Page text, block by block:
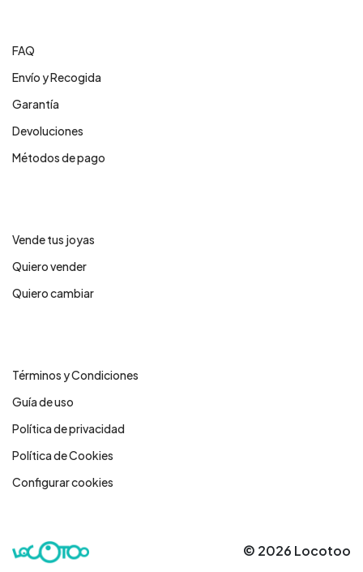
FAQ
Envío y Recogida
Garantía
Devoluciones
Métodos de pago
Vende tus joyas
Quiero vender
Quiero cambiar
Términos y Condiciones
Guía de uso
Política de privacidad
Política de Cookies
Configurar cookies
© 2026 Locotoo